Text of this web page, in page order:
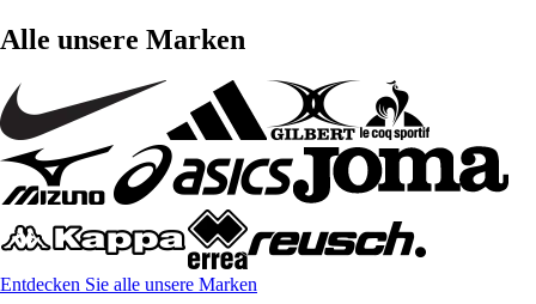
Alle unsere Marken
Entdecken Sie alle unsere Marken